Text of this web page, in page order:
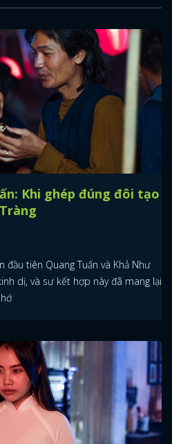
Khi ghép đúng đôi tạo
đầu tiên Quang Tuấn và Khả Như
dị, và sự kết hợp này đã mang lại